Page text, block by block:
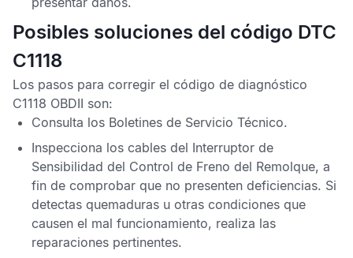
Posibles soluciones del código DTC
C1118
Los pasos para corregir el código de diagnóstico
C1118 OBDII son:
Consulta los Boletines de Servicio Técnico.
Inspecciona los cables del Interruptor de
Sensibilidad del Control de Freno del Remolque, a
fin de comprobar que no presenten deficiencias. Si
detectas quemaduras u otras condiciones que
causen el mal funcionamiento, realiza las
reparaciones pertinentes.